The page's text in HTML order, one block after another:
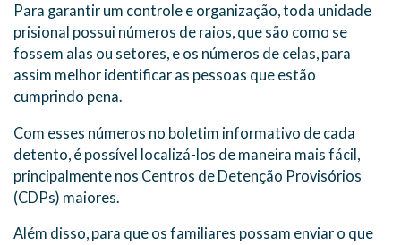
Para garantir um controle e organização, toda unidade
prisional possui números de raios, que são como se
fossem alas ou setores, e os números de celas, para
assim melhor identificar as pessoas que estão
cumprindo pena.
Com esses números no boletim informativo de cada
detento, é possível localizá-los de maneira mais fácil,
principalmente nos Centros de Detenção Provisórios
(CDPs) maiores.
Além disso, para que os familiares possam enviar o que